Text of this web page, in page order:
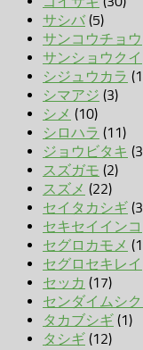
サシバ (5)
サンコウチョウ
サンショウクイ
シジュウカラ
シマアジ (3)
シメ (10)
シロハラ (11)
ジョウビタキ
スズガモ (2)
スズメ (22)
セイタカシギ
セキセイインコ
セグロカモメ
セグロセキレイ
セッカ (17)
センダイムシク
タカブシギ (1)
タシギ (12)